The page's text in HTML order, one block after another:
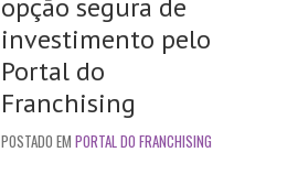
opção segura de
investimento pelo
Portal do
Franchising
POSTADO EM PORTAL DO FRANCHISING